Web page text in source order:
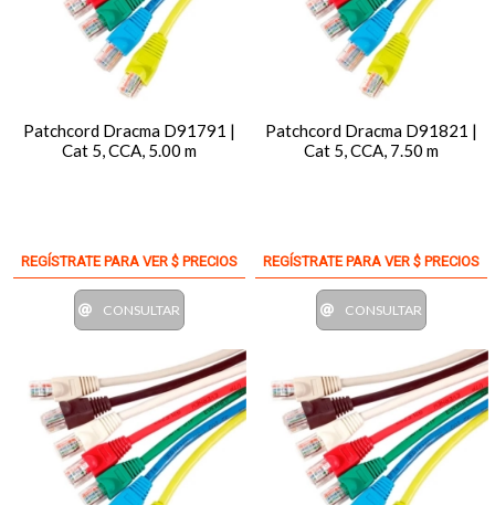
Patchcord Dracma D91791 |
Cat 5, CCA, 5.00 m
REGÍSTRATE PARA VER $ PRECIOS
CONSULTAR
Patchcord Dracma D91821 |
Cat 5, CCA, 7.50 m
REGÍSTRATE PARA VER $ PRECIOS
CONSULTAR